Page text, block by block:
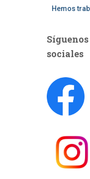
Hemos
sociales